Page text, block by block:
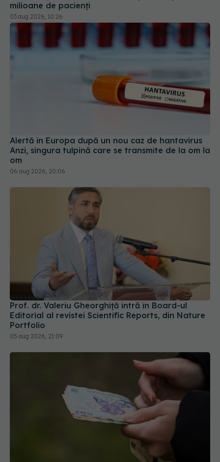
Alertă în Europa după un nou caz de hantavirus
om
06 aug 2026, 20:06
Prof. dr. Valeriu Gheorghiță intră în Board-ul
Editorial al revistei Scientific Reports, din Nature
Portfolio
05 aug 2026, 21:09
Statul acordă un sprijin de 15.000 de lei. Cine
poate depune cererea din 17 august